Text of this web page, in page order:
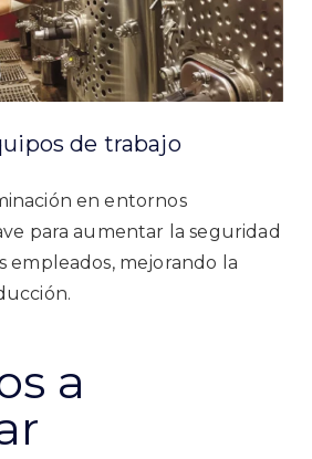
de trabajo
en entornos
para aumentar la seguridad
empleados, mejorando la
a